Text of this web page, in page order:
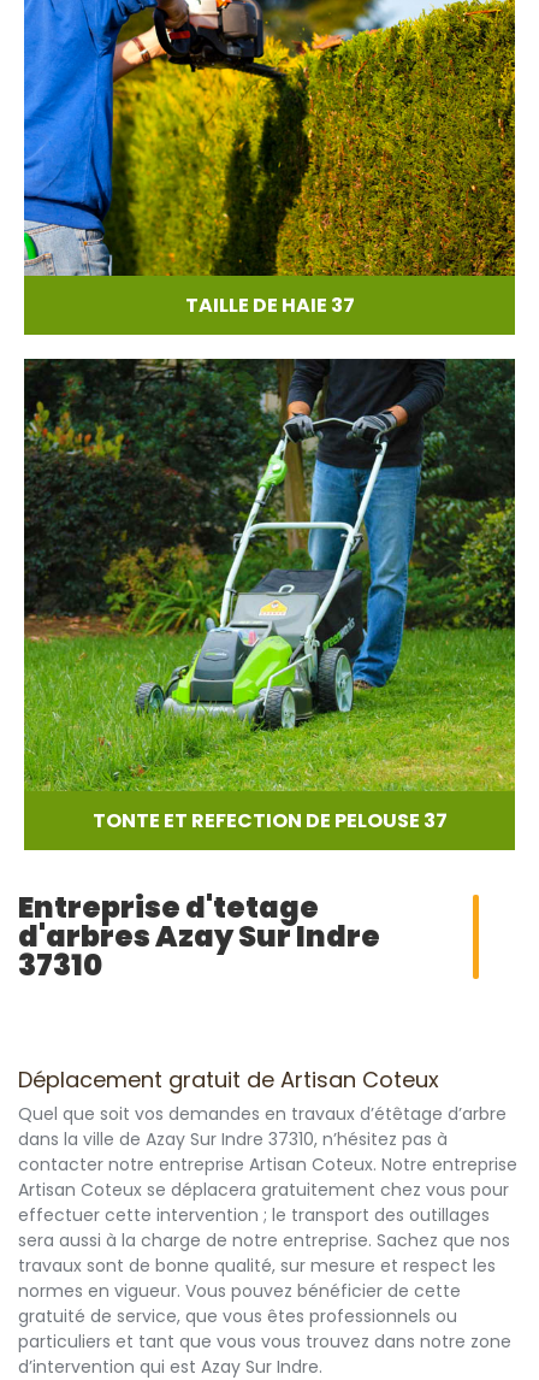
TAILLE DE HAIE 37
TONTE ET REFECTION DE PELOUSE 37
Entreprise d'tetage
d'arbres Azay Sur Indre
37310
Déplacement gratuit de Artisan Coteux
Quel que soit vos demandes en travaux d’étêtage d’arbre
dans la ville de Azay Sur Indre 37310, n’hésitez pas à
contacter notre entreprise Artisan Coteux. Notre entreprise
Artisan Coteux se déplacera gratuitement chez vous pour
effectuer cette intervention ; le transport des outillages
sera aussi à la charge de notre entreprise. Sachez que nos
travaux sont de bonne qualité, sur mesure et respect les
normes en vigueur. Vous pouvez bénéficier de cette
gratuité de service, que vous êtes professionnels ou
particuliers et tant que vous vous trouvez dans notre zone
d’intervention qui est Azay Sur Indre.